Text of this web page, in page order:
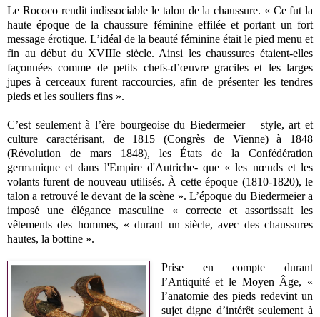
Le Rococo rendit indissociable le talon de la chaussure. « Ce fut la
haute époque de la chaussure féminine effilée et portant un fort
message érotique. L’idéal de la beauté féminine était le pied menu et
fin au début du XVIIIe siècle. Ainsi les chaussures étaient-elles
façonnées comme de petits chefs-d’œuvre graciles et les larges
jupes à cerceaux furent raccourcies, afin de présenter les tendres
pieds et les souliers fins ».
C’est seulement à l’ère bourgeoise du Biedermeier – style, art et
culture caractérisant, de 1815 (Congrès de Vienne) à 1848
(Révolution de mars 1848), les États de la Confédération
germanique et dans l'Empire d'Autriche- que « les nœuds et les
volants furent de nouveau utilisés. À cette époque (1810-1820), le
talon a retrouvé le devant de la scène ». L’époque du Biedermeier a
imposé une élégance masculine « correcte et assortissait les
vêtements des hommes, « durant un siècle, avec des chaussures
hautes, la bottine ».
Prise en compte durant
l’Antiquité et le Moyen Âge, «
l’anatomie des pieds redevint un
sujet digne d’intérêt seulement à